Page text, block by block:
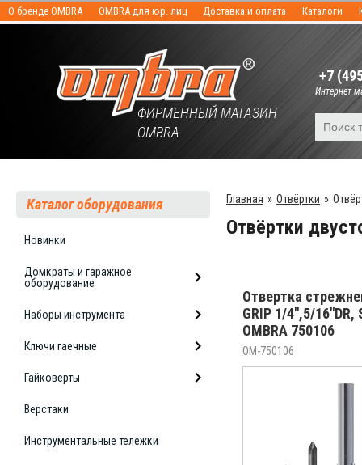
О бренде OMBRA OMBRA для юр. лиц Доставка и оплата Каталоги
ФИРМЕННЫЙ МАГАЗИН
OMBRA
+7
Интернет
Каталог оборудования
Новинки
Домкраты и гаражное
оборудование
Наборы инструмента
Ключи гаечные
Гайковерты
Верстаки
Инструментальные тележки
Главная » Отвёртки »
Отвёртки
Отвертка
GRIP 1/4",5/16"DR,
OMBRA 750106
OM-750106